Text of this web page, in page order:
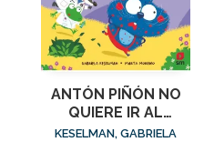
ANTÓN PIÑÓN NO
QUIERE IR AL
DOCTOR
KESELMAN, GABRIELA